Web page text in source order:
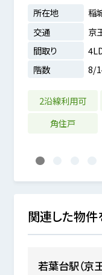
所在地
稲
交通
京
間取り
階数
8/
2沿線利用可
角住戸
1
関連した物件
若葉台駅（京